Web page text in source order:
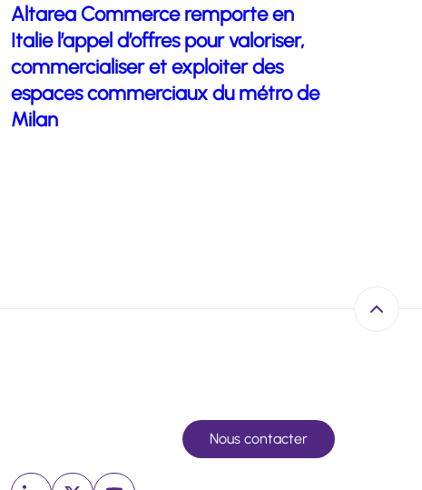
Altarea Commerce remporte en
Italie l’appel d’offres pour valoriser,
commercialiser et exploiter des
espaces commerciaux du métro de
Milan
Nous contacter
Retour